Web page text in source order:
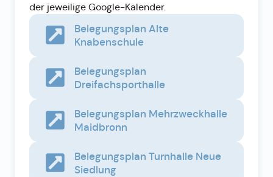
der jeweilige Google-Kalender.
Belegungsplan Alte
Knabenschule
Belegungsplan
Dreifachsporthalle
Belegungsplan Mehrzweckhalle
Maidbronn
Belegungsplan Turnhalle Neue
Siedlung